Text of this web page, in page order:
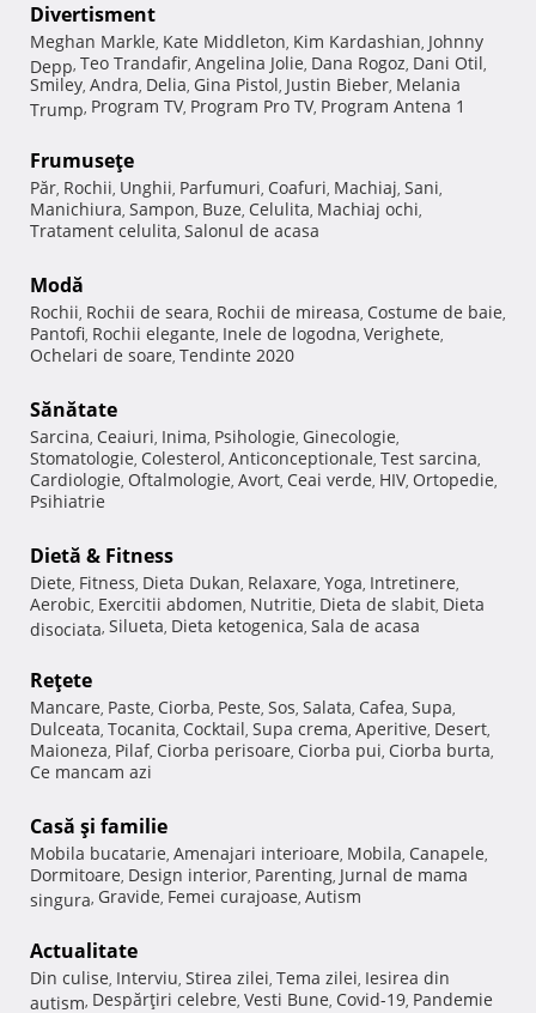
Divertisment
Meghan Markle, Kate Middleton, Kim Kardashian, Johnny
Depp, Teo Trandafir, Angelina Jolie, Dana Rogoz, Dani Otil,
Smiley, Andra, Delia, Gina Pistol, Justin Bieber, Melania
Trump, Program TV, Program Pro TV, Program Antena 1
Frumuseţe
Păr, Rochii, Unghii, Parfumuri, Coafuri, Machiaj, Sani,
Manichiura, Sampon, Buze, Celulita, Machiaj ochi,
Tratament celulita, Salonul de acasa
Modă
Rochii, Rochii de seara, Rochii de mireasa, Costume de baie,
Pantofi, Rochii elegante, Inele de logodna, Verighete,
Ochelari de soare, Tendinte 2020
Sănătate
Sarcina, Ceaiuri, Inima, Psihologie, Ginecologie,
Stomatologie, Colesterol, Anticonceptionale, Test sarcina,
Cardiologie, Oftalmologie, Avort, Ceai verde, HIV, Ortopedie,
Psihiatrie
Dietă & Fitness
Diete, Fitness, Dieta Dukan, Relaxare, Yoga, Intretinere,
Aerobic, Exercitii abdomen, Nutritie, Dieta de slabit, Dieta
disociata, Silueta, Dieta ketogenica, Sala de acasa
Reţete
Mancare, Paste, Ciorba, Peste, Sos, Salata, Cafea, Supa,
Dulceata, Tocanita, Cocktail, Supa crema, Aperitive, Desert,
Maioneza, Pilaf, Ciorba perisoare, Ciorba pui, Ciorba burta,
Ce mancam azi
Casă şi familie
Mobila bucatarie, Amenajari interioare, Mobila, Canapele,
Dormitoare, Design interior, Parenting, Jurnal de mama
singura, Gravide, Femei curajoase, Autism
Actualitate
Din culise, Interviu, Stirea zilei, Tema zilei, Iesirea din
autism, Despărţiri celebre, Vesti Bune, Covid-19, Pandemie